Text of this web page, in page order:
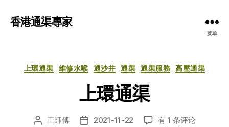
香港通渠專家
菜单
分
上環通渠 維修水喉 通沙井 通渠 通渠服務 高壓通渠
上環通渠
文 王師傅
发 2021-11-22
上
有 1 条评论